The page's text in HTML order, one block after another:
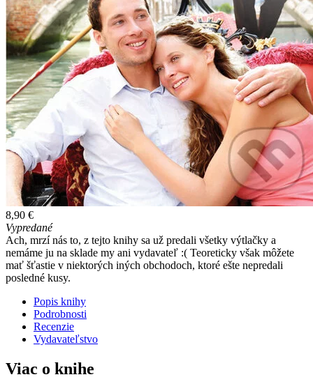
8,90 €
Vypredané
Ach, mrzí nás to, z tejto knihy sa už predali všetky výtlačky a
nemáme ju na sklade my ani vydavateľ :( Teoreticky však môžete
mať šťastie v niektorých iných obchodoch, ktoré ešte nepredali
posledné kusy.
Popis knihy
Podrobnosti
Recenzie
Vydavateľstvo
Viac o knihe